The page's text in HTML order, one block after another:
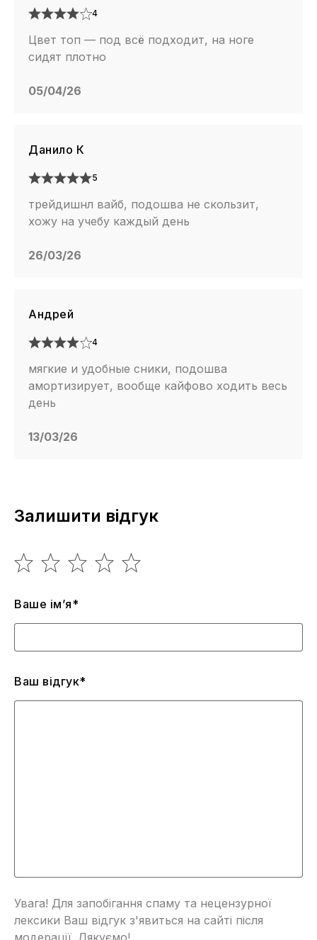
4
Цвет топ — под всё подходит, на ноге
сидят плотно
05/04/26
Данило К
5
трейдишнл вайб, подошва не скользит,
хожу на учебу каждый день
26/03/26
Андрей
4
мягкие и удобные сники, подошва
амортизирует, вообще кайфово ходить весь
день
13/03/26
Залишити відгук
Ваше ім’я*
Ваш відгук*
Увага! Для запобігання спаму та нецензурної
лексики Ваш відгук з'явиться на сайті після